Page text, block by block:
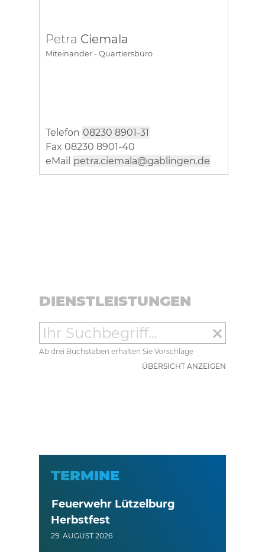
Petra Ciemala
Miteinander - Quartiersbüro
Telefon 08230 8901-31
Fax 08230 8901-40
eMail petra.ciemala@gablingen.de
DIENSTLEISTUNGEN
clear
Ab drei Buchstaben erhalten Sie Vorschläge
ÜBERSICHT ANZEIGEN
TERMINE
Feuerwehr Lützelburg
Herbstfest
29. AUGUST 2026